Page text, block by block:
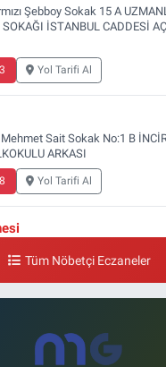
Şebboy Sokak 15 A
İSTANBUL CADDESİ
Yol Tarifi Al
Sait Sokak No:1 B
ARKASI
Yol Tarifi Al
Halkalı Caddesi 33 Akvaryum
Tüm Nöbetçi Eczaneler